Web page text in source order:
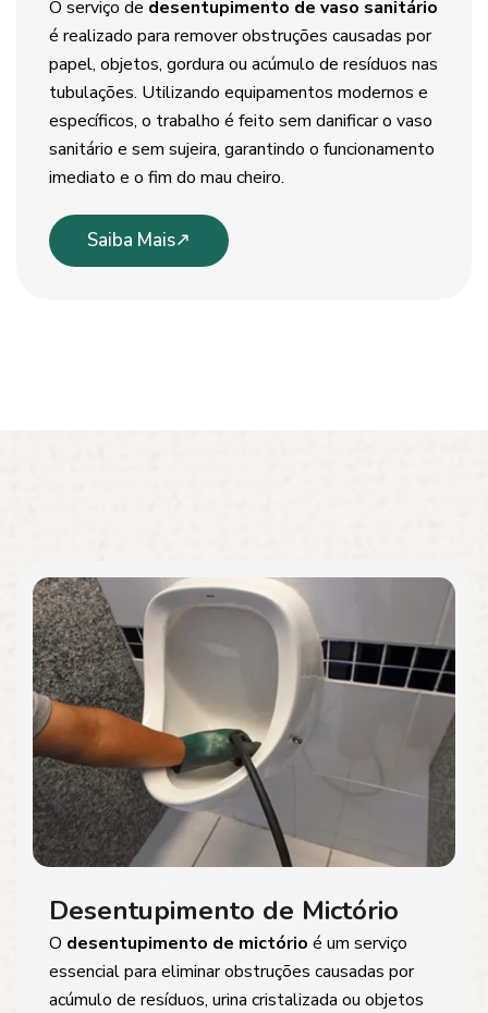
O serviço de desentupimento de vaso sanitário
é realizado para remover obstruções causadas por
papel, objetos, gordura ou acúmulo de resíduos nas
tubulações. Utilizando equipamentos modernos e
específicos, o trabalho é feito sem danificar o vaso
sanitário e sem sujeira, garantindo o funcionamento
imediato e o fim do mau cheiro.
Saiba Mais
Desentupimento de Mictório
O desentupimento de mictório é um serviço
essencial para eliminar obstruções causadas por
acúmulo de resíduos, urina cristalizada ou objetos